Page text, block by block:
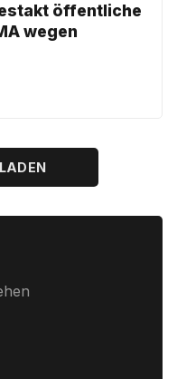
öffentliche
wegen